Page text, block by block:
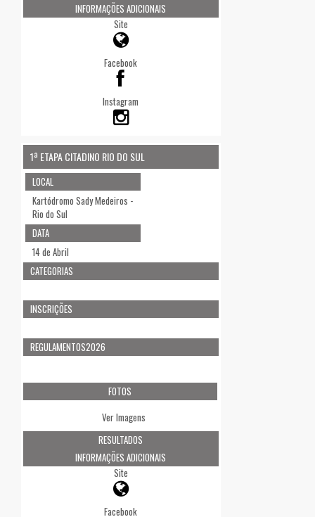
INFORMAÇÕES ADICIONAIS
Site
Facebook
Instagram
1ª ETAPA CITADINO RIO DO SUL
LOCAL
Kartódromo Sady Medeiros -
Rio do Sul
DATA
14 de Abril
CATEGORIAS
INSCRIÇÕES
REGULAMENTOS2026
FOTOS
Ver Imagens
RESULTADOS
INFORMAÇÕES ADICIONAIS
Site
Facebook